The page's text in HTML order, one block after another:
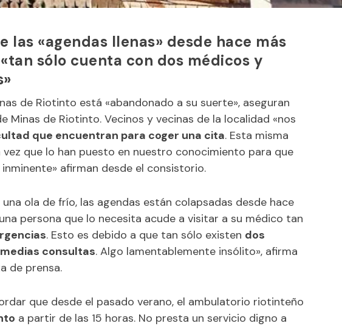
las «agendas llenas» desde hace más
sólo cuenta con dos médicos y
de Riotinto está «abandonado a su suerte», aseguran
Minas de Riotinto. Vecinos y vecinas de la localidad «nos
que encuentran para coger una cita. Esta misma
vez que lo han puesto en nuestro conocimiento para que
afirman desde el consistorio.
ola de frío, las agendas están colapsadas desde hace
persona que lo necesita acude a visitar a su médico tan
. Esto es debido a que tan sólo existen dos
consultas. Algo lamentablemente insólito», afirma
de prensa.
que desde el pasado verano, el ambulatorio riotinteño
a partir de las 15 horas. No presta un servicio digno a